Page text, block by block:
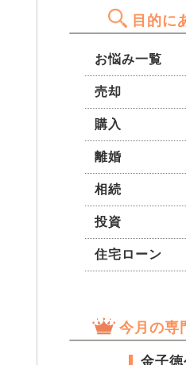
なっていま
目的に
お悩み一覧
売却
購入
離婚
相続
投資
住宅ローン
今月の専
金子